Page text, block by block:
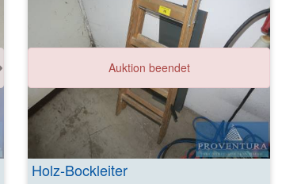
Auktion beendet
Holz-Bockleiter